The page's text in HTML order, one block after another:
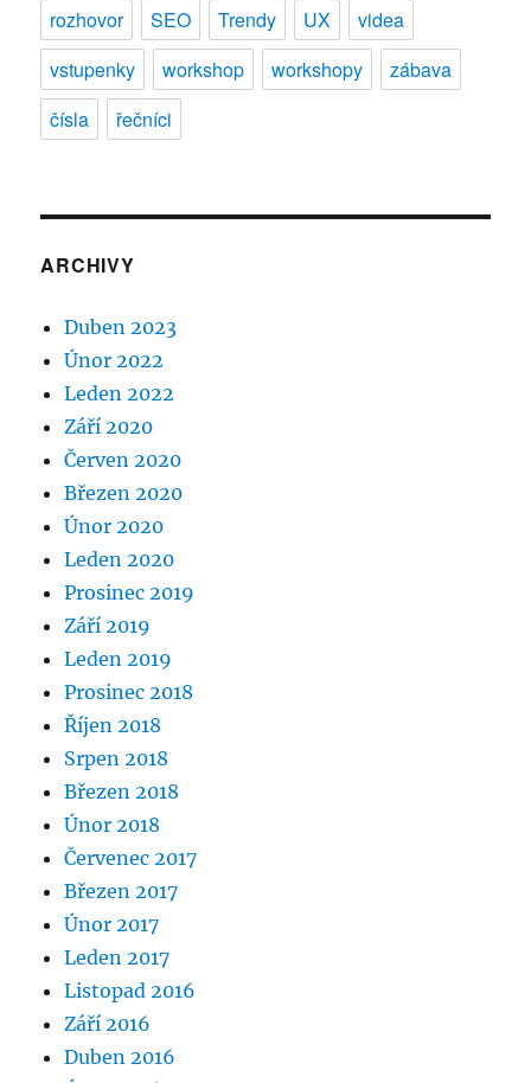
rozhovor
SEO Trendy UX
videa
vstupenky
workshop workshopy
zábava
čísla
řečníci
ARCHIVY
Duben 2023
Únor 2022
Leden 2022
Září 2020
Červen 2020
Březen 2020
Únor 2020
Leden 2020
Prosinec 2019
Září 2019
Leden 2019
Prosinec 2018
Říjen 2018
Srpen 2018
Březen 2018
Únor 2018
Červenec 2017
Březen 2017
Únor 2017
Leden 2017
Listopad 2016
Září 2016
Duben 2016